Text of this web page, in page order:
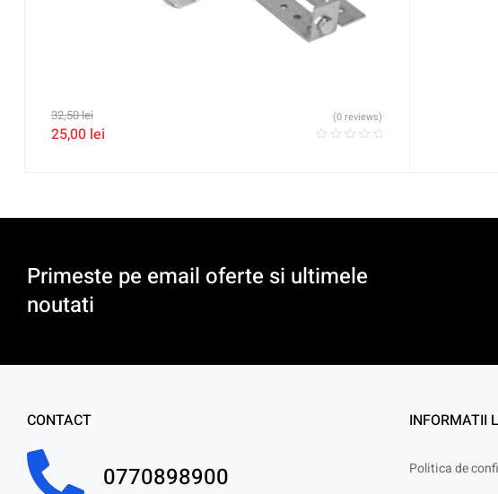
32,50lei
25,00 lei
(0 reviews)
Primeste pe email oferte si ultimele
noutati
CONTACT
0770898900
INFORMATII
Politica de